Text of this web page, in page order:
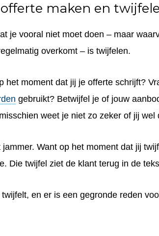
offerte maken en
je vooral niet moet doen – maar
overkomt – is twijfelen.
het moment dat jij je offerte schrijft?
gebruikt? Betwijfel je of jouw
weet je niet zo zeker of jij wel
jammer. Want op het moment dat jij
Die twijfel ziet de klant terug in de
en er is een gegronde reden